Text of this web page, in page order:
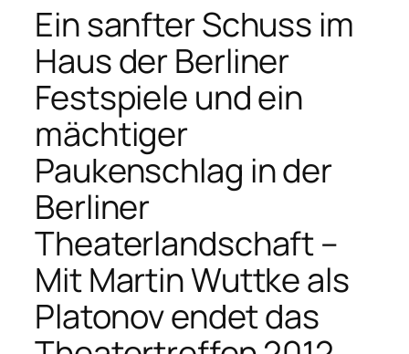
Ein sanfter Schuss im
Haus der Berliner
Festspiele und ein
mächtiger
Paukenschlag in der
Berliner
Theaterlandschaft –
Mit Martin Wuttke als
Platonov endet das